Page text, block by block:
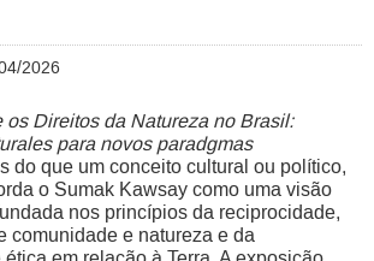
2026
os Direitos da Natureza no Brasil:
para novos paradgmas
do que um conceito cultural ou político,
o Sumak Kawsay como uma visão
nos princípios da reciprocidade,
comunidade e natureza e da